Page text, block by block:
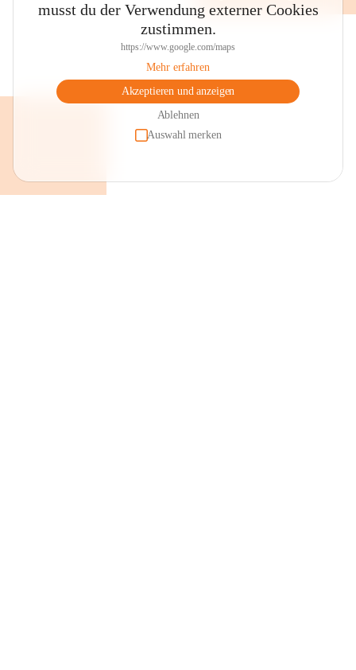
musst du der Verwendung externer Cookies
zustimmen.
https://www.google.com/maps
Mehr erfahren
Akzeptieren und anzeigen
Ablehnen
Auswahl merken